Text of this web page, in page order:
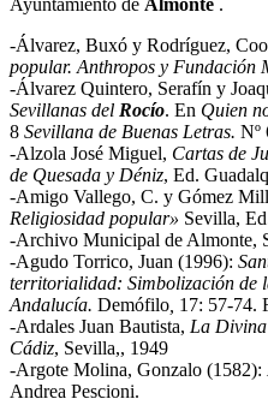
-Álvarez, Buxó y Rodríguez,
popular. Anthro­pos y Fun­dación
-Álvarez Quintero, Serafín y
Sevillanas del Rocío. En Quien
8 Sevillana de Buenas Letras. Nº
-Alzola José Miguel, Cartas de
de Quesada y Déniz, Ed.
-Amigo Vallego, C. y Gómez
Religiosidad popular» Sevilla,
-Archivo Municipal de Almonte,
-Agudo Torrico, Juan (1996):
territorialidad: Simbolización de
Andalucía. Demófilo 17: 57-74.
-Ardales Juan Bautista, La Divina
Cádiz, Sevilla,, 1949
-Argote Molina, Gonzalo (1582):
Andrea Pescioni.